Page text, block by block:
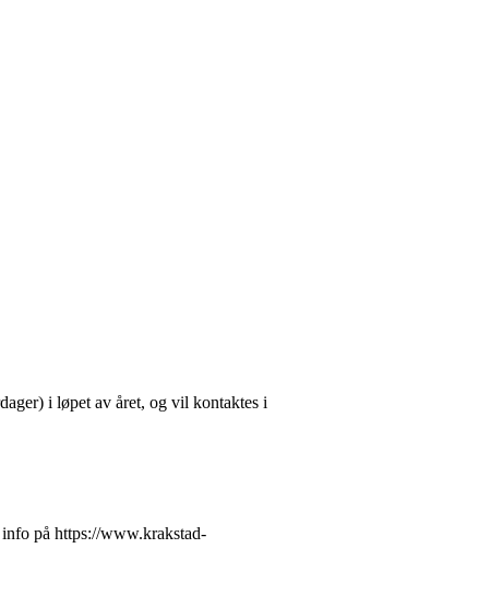
i løpet av året, og vil kontaktes i
på https://www.krakstad-